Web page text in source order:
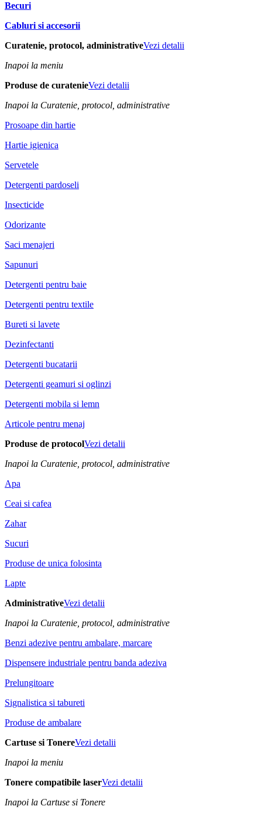
Becuri
Cabluri si accesorii
Curatenie, protocol, administrativeVezi detalii
Inapoi la meniu
Produse de curatenieVezi detalii
Inapoi la Curatenie, protocol, administrative
Prosoape din hartie
Hartie igienica
Servetele
Detergenti pardoseli
Insecticide
Odorizante
Saci menajeri
Sapunuri
Detergenti pentru baie
Detergenti pentru textile
Bureti si lavete
Dezinfectanti
Detergenti bucatarii
Detergenti geamuri si oglinzi
Detergenti mobila si lemn
Articole pentru menaj
Produse de protocolVezi detalii
Inapoi la Curatenie, protocol, administrative
Apa
Ceai si cafea
Zahar
Sucuri
Produse de unica folosinta
Lapte
AdministrativeVezi detalii
Inapoi la Curatenie, protocol, administrative
Benzi adezive pentru ambalare, marcare
Dispensere industriale pentru banda adeziva
Prelungitoare
Signalistica si tabureti
Produse de ambalare
Cartuse si TonereVezi detalii
Inapoi la meniu
Tonere compatibile laserVezi detalii
Inapoi la Cartuse si Tonere